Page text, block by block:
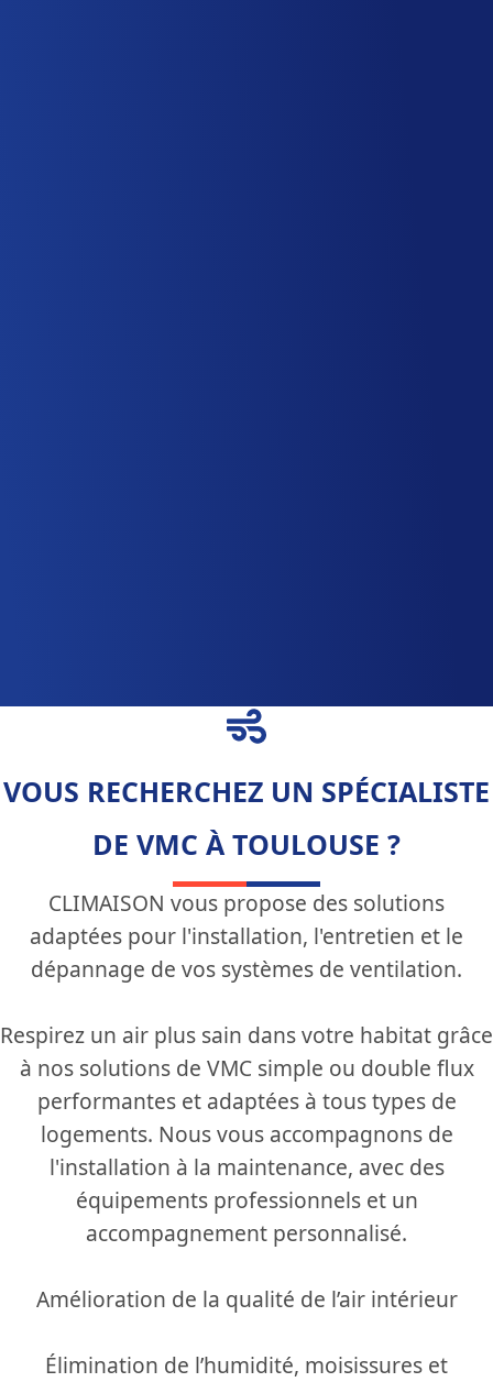
VOUS RECHERCHEZ UN SPÉCIALISTE
DE VMC À TOULOUSE ?
CLIMAISON vous propose des solutions
adaptées pour l'installation, l'entretien et le
dépannage de vos systèmes de ventilation.
Respirez un air plus sain dans votre habitat grâce
à nos solutions de VMC simple ou double flux
performantes et adaptées à tous types de
logements. Nous vous accompagnons de
l'installation à la maintenance, avec des
équipements professionnels et un
accompagnement personnalisé.
Amélioration de la qualité de l’air intérieur
Élimination de l’humidité, moisissures et